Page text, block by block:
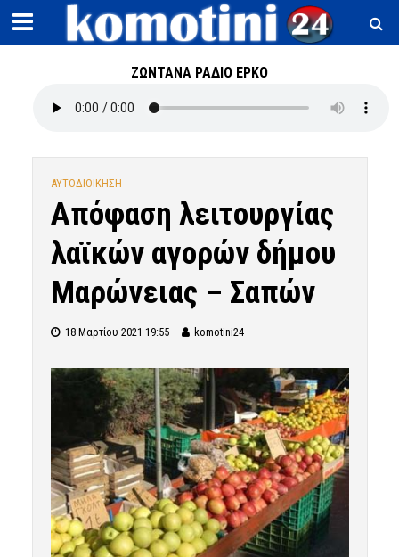
ΖΩΝΤΑΝΑ ΡΑΔΙΟ ΕΡΚΟ
ΑΥΤΟΔΙΟΙΚΗΣΗ
Απόφαση λειτουργίας
λαϊκών αγορών δήμου
Μαρώνειας – Σαπών
18 Μαρτίου 2021 19:55 komotini24